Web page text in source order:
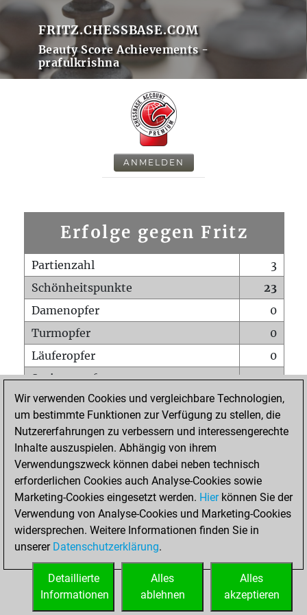
FRITZ.CHESSBASE.COM
Beauty Score Achievements -
prafulkrishna
ANMELDEN
Erfolge gegen Fritz
Partienzahl
3
Schönheitspunkte
23
Damenopfer
0
Turmopfer
0
Läuferopfer
0
Springeropfer
0
Bauernopfer
1
Matt auf vollem Brett
0
Bauer setzt Matt
Erstickte Matts
Unterverwandlungen
0
Türme auf der siebten
0
STARTSEITE
Wir verwenden Cookies und vergleichbare Technologien,
um bestimmte Funktionen zur Verfügung zu stellen, die
Nutzererfahrungen zu verbessern und interessengerechte
Inhalte auszuspielen. Abhängig von ihrem
Verwendungszweck können dabei neben technisch
erforderlichen Cookies auch Analyse-Cookies sowie
Marketing-Cookies eingesetzt werden. Hierkönnen Sie der
Verwendung von Analyse-Cookies und Marketing-Cookies
widersprechen. Weitere Informationen finden Sie in
unserer Datenschutzerklärung.
Alles
akzeptieren
Alles
ablehnen
Detaillierte
Informationen